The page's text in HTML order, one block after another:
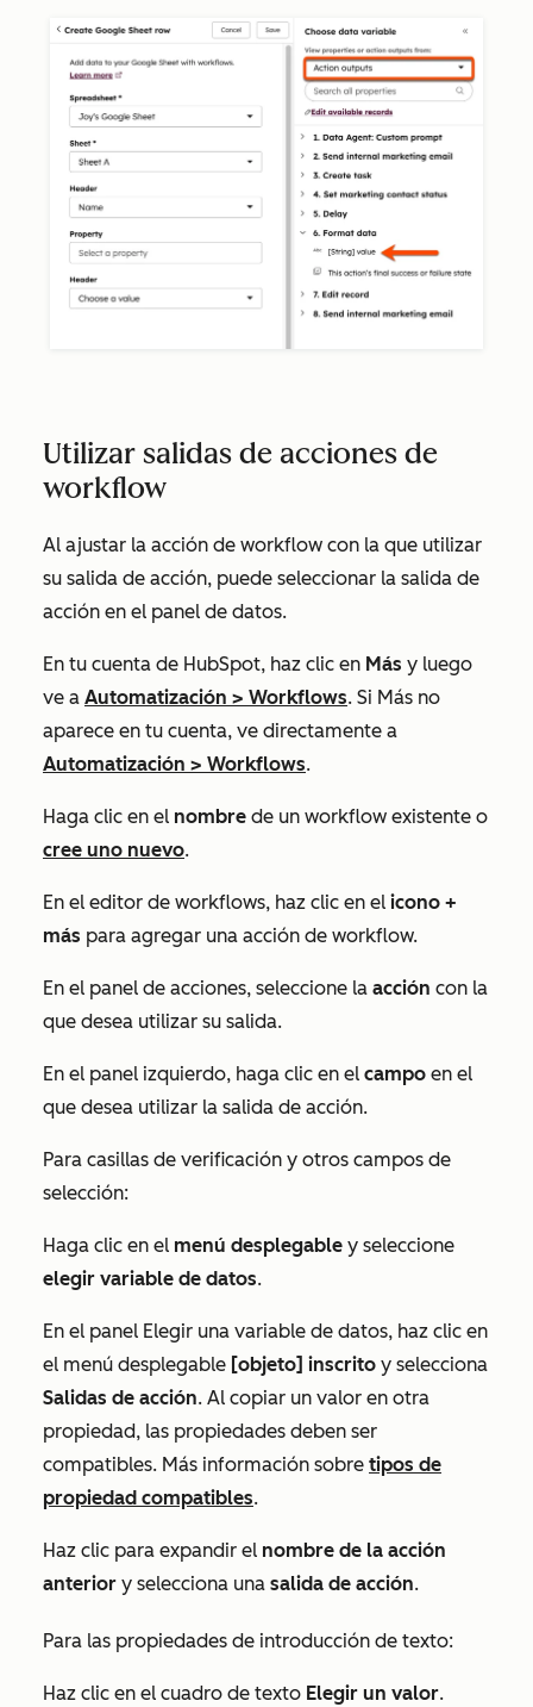
Utilizar salidas de acciones de
workflow
Al ajustar la acción de workflow con la que utilizar
su salida de acción, puede seleccionar la salida de
acción en el panel de datos.
En tu cuenta de HubSpot, haz clic en Más y luego
ve a Automatización > Workflows. Si Más no
aparece en tu cuenta, ve directamente a
Automatización > Workflows.
Haga clic en el nombre de un workflow existente o
cree uno nuevo.
En el editor de workflows, haz clic en el icono +
más para agregar una acción de workflow.
En el panel de acciones, seleccione la acción con la
que desea utilizar su salida.
En el panel izquierdo, haga clic en el campo en el
que desea utilizar la salida de acción.
Para casillas de verificación y otros campos de
selección:
Haga clic en el menú desplegable y seleccione
elegir variable de datos.
En el panel Elegir una variable de datos, haz clic en
el menú desplegable [objeto] inscrito y selecciona
Salidas de acción. Al copiar un valor en otra
propiedad, las propiedades deben ser
compatibles. Más información sobre tipos de
propiedad compatibles.
Haz clic para expandir el nombre de la acción
anterior y selecciona una salida de acción.
Para las propiedades de introducción de texto:
Haz clic en el cuadro de texto Elegir un valor.